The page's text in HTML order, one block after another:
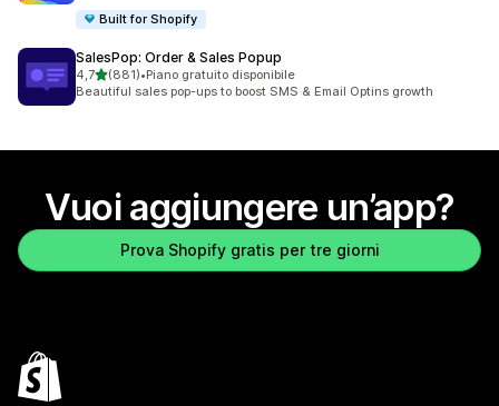
Built for Shopify
SalesPop: Order & Sales Popup
4,7stelle su 5
(881)
881 recensioni totali
•Piano gratuito disponibile
Beautiful sales pop-ups to boost SMS & Email Optins growth
Vuoi aggiungere un’app?
Prova Shopify gratis per tre giorni